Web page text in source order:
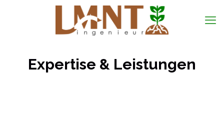
Expertise & Leistungen